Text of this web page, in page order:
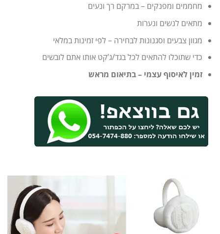
מחממים ומפנקים – במרקם רך ונעים
מתאים לנשים ונערות
מגוון צבעים וסגנונות לבחירה – לפי זמינות במלאי
כדי שתוכלו להתאים לכל בגד/ג’קט אותו אתם לובשים
זמין לאיסוף עצמי – בתיאום מראש